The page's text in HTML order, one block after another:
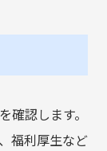
認します。
福利厚生など